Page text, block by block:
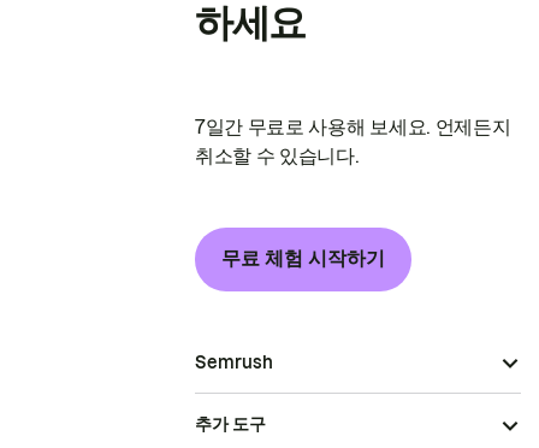
하세요
7일간 무료로 사용해 보세요. 언제든지
취소할 수 있습니다.
무료 체험 시작하기
Semrush
추가 도구